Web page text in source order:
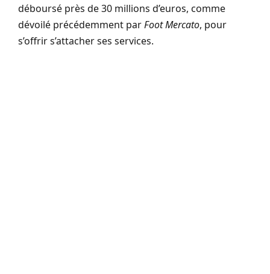
déboursé près de 30 millions d’euros, comme
dévoilé précédemment parFoot Mercato, pour
s’offrir s’attacher ses services.